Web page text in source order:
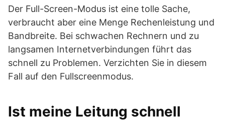
Der Full-Screen-Modus ist eine tolle Sache,
verbraucht aber eine Menge Rechenleistung und
Bandbreite. Bei schwachen Rechnern und zu
langsamen Internetverbindungen führt das
schnell zu Problemen. Verzichten Sie in diesem
Fall auf den Fullscreenmodus.
Ist meine Leitung schnell